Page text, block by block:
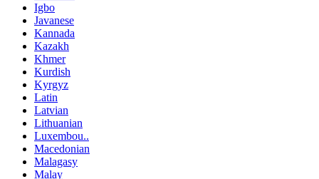
Igbo
Javanese
Kannada
Kazakh
Khmer
Kurdish
Kyrgyz
Latin
Latvian
Lithuanian
Luxembou..
Macedonian
Malagasy
Malay